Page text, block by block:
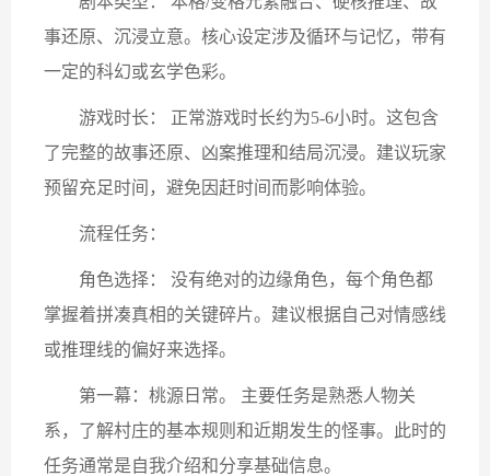
事还原、沉浸立意。核心设定涉及循环与记忆，带有
一定的科幻或玄学色彩。
游戏时长： 正常游戏时长约为5-6小时。这包含
了完整的故事还原、凶案推理和结局沉浸。建议玩家
预留充足时间，避免因赶时间而影响体验。
流程任务：
角色选择： 没有绝对的边缘角色，每个角色都
掌握着拼凑真相的关键碎片。建议根据自己对情感线
或推理线的偏好来选择。
第一幕：桃源日常。 主要任务是熟悉人物关
系，了解村庄的基本规则和近期发生的怪事。此时的
任务通常是自我介绍和分享基础信息。